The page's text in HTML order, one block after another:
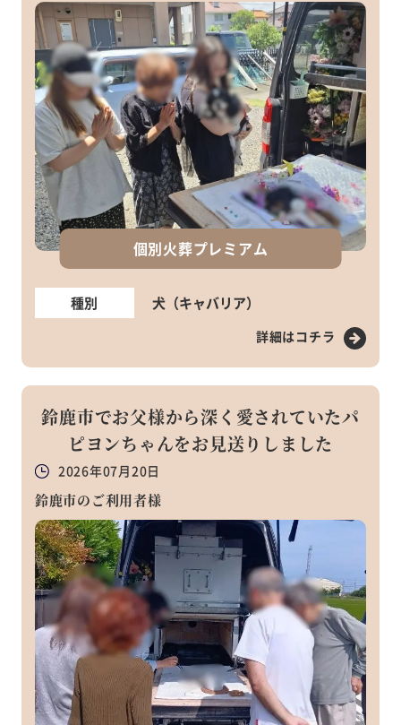
個別火葬プレミアム
種別 犬（キャバリア）
詳細はコチラ
鈴鹿市でお父様から深く愛されていたパ
ピヨンちゃんをお見送りしました
2026年07月20日
鈴鹿市のご利用者様